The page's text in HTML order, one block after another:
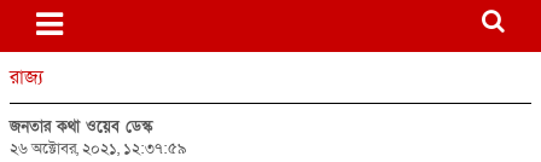
রাজ্য
জনতার কথা ওয়েব ডেস্ক
২৬ অক্টোবর, ২০২১, ১২:৩৭:৫৯